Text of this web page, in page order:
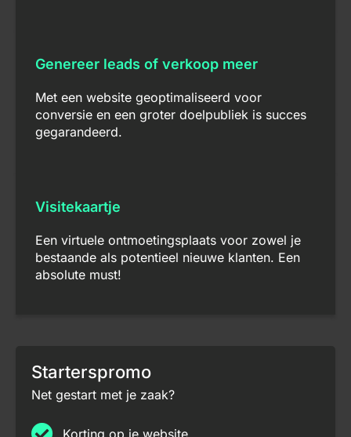
Genereer leads of verkoop meer
Met een website geoptimaliseerd voor
conversie en een groter doelpubliek is succes
gegarandeerd.
Visitekaartje
Een virtuele ontmoetingsplaats voor zowel je
bestaande als potentieel nieuwe klanten. Een
absolute must!
Starterspromo
Net gestart met je zaak?
Korting op je website